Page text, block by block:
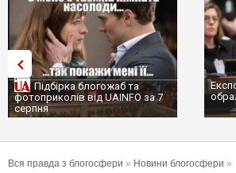
Підбірка блогожаб та
фотоприколів від UAINFO за 7
серпня
Вся правда з блогосфери » Новини блогосфери »